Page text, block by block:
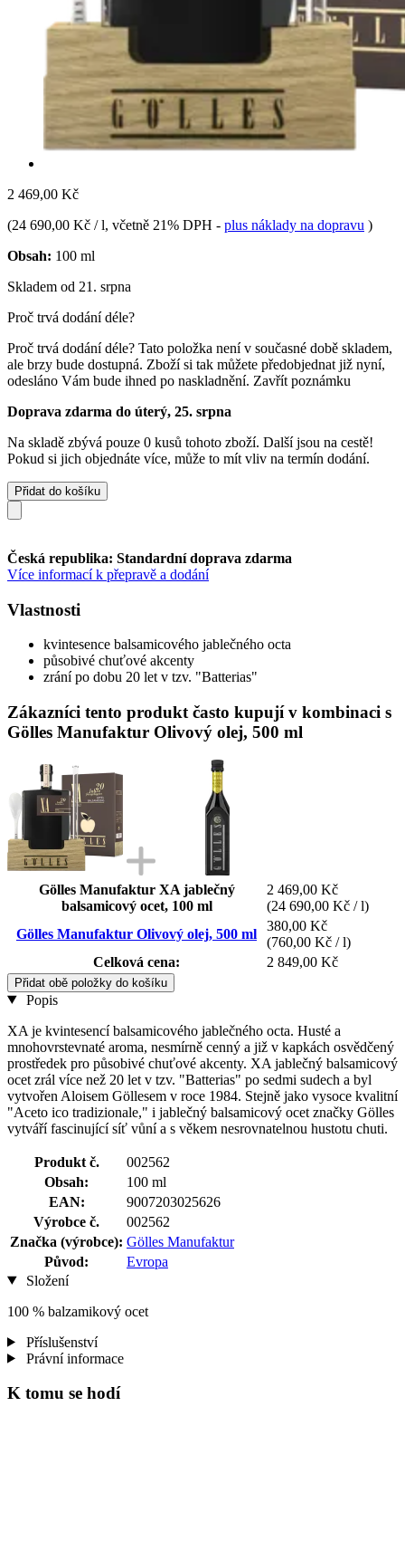
2 469,00 Kč
(24 690,00 Kč / l, včetně 21% DPH - plus náklady na dopravu )
Obsah: 100 ml
Skladem od 21. srpna
Proč trvá dodání déle?
Proč trvá dodání déle? Tato položka není v současné době skladem,
ale brzy bude dostupná. Zboží si tak můžete předobjednat již nyní,
odesláno Vám bude ihned po naskladnění. Zavřít poznámku
Doprava zdarma do úterý, 25. srpna
Na skladě zbývá pouze 0 kusů tohoto zboží. Další jsou na cestě!
Pokud si jich objednáte více, může to mít vliv na termín dodání.
Přidat do košíku
Česká republika: Standardní doprava zdarma
Více informací k přepravě a dodání
Vlastnosti
kvintesence balsamicového jablečného octa
působivé chuťové akcenty
zrání po dobu 20 let v tzv. "Batterias"
Zákazníci tento produkt často kupují v kombinaci s
Gölles Manufaktur Olivový olej, 500 ml
Gölles Manufaktur XA jablečný
balsamicový ocet, 100 ml
2 469,00 Kč
(24 690,00 Kč / l)
Gölles Manufaktur Olivový olej, 500 ml
380,00 Kč
(760,00 Kč / l)
Celková cena:
2 849,00 Kč
Přidat obě položky do košíku
Popis
XA je kvintesencí balsamicového jablečného octa. Husté a
mnohovrstevnaté aroma, nesmírně cenný a již v kapkách osvědčený
prostředek pro působivé chuťové akcenty. XA jablečný balsamicový
ocet zrál více než 20 let v tzv. "Batterias" po sedmi sudech a byl
vytvořen Aloisem Göllesem v roce 1984. Stejně jako vysoce kvalitní
"Aceto ico tradizionale," i jablečný balsamicový ocet značky Gölles
vytváří fascinující síť vůní a s věkem nesrovnatelnou hustotu chuti.
Produkt č.
002562
Obsah:
100 ml
EAN:
9007203025626
Výrobce č.
002562
Značka (výrobce): Gölles Manufaktur
Původ:
Evropa
Složení
100 % balzamikový ocet
Příslušenství
Právní informace
K tomu se hodí